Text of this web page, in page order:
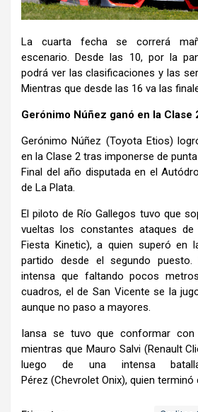
La cuarta fecha se correrá
escenario. Desde las 10, por la
podrá ver las clasificaciones y las
Mientras que desde las 16 va las
Gerónimo Núñez ganó en la Clase
Gerónimo Núñez (Toyota Etios)
en la Clase 2 tras imponerse de
Final del año disputada en el
de La Plata.
El piloto de Río Gallegos tuvo que
vueltas los constantes ataques de
Fiesta Kinetic), a quien superó en
partido desde el segundo
intensa que faltando pocos
cuadros, el de San Vicente se la
aunque no paso a mayores.
Iansa se tuvo que conformar
mientras que Mauro Salvi (Renault
luego de una intensa
Pérez (Chevrolet Onix), quien terminó